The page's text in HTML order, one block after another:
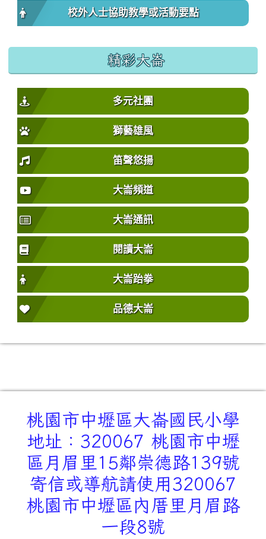
校外人士協助教學或活動要點
精彩大崙
多元社團
獅藝雄風
笛聲悠揚
大崙頻道
大崙通訊
閱讀大崙
大崙跆拳
品德大崙
桃園市中壢區大崙國民小學
地址：320067 桃園市中壢
區月眉里15鄰崇德路139號
寄信或導航請使用320067
桃園市中壢區內厝里月眉路
一段8號